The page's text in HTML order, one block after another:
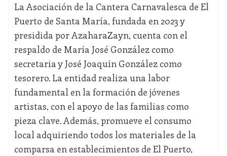
La Asociación de la Cantera Carnavalesca de El
Puerto de Santa María, fundada en 2023 y
presidida por AzaharaZayn, cuenta con el
respaldo de María José González como
secretaria y José Joaquín González como
tesorero. La entidad realiza una labor
fundamental en la formación de jóvenes
artistas, con el apoyo de las familias como
pieza clave. Además, promueve el consumo
local adquiriendo todos los materiales de la
comparsa en establecimientos de El Puerto,